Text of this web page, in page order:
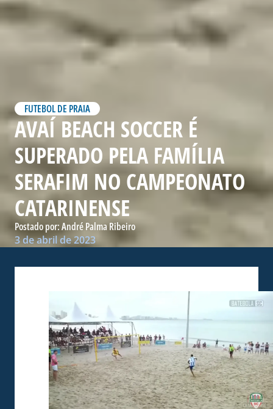
FUTEBOL DE PRAIA
AVAÍ BEACH SOCCER É
SUPERADO PELA FAMÍLIA
SERAFIM NO CAMPEONATO
CATARINENSE
Postado por:André Palma Ribeiro
3 de abril de 2023